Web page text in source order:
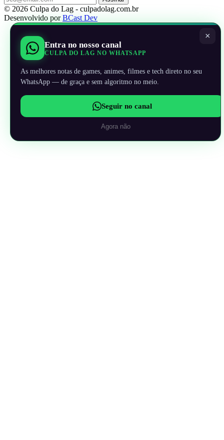
© 2026 Culpa do Lag - culpadolag.com.br
Desenvolvido porBCast Dev
×
Entra no nosso canal
CULPA DO LAG NO WHATSAPP
As melhores notas de games, animes, filmes e tech direto no seu
WhatsApp — de graça e sem algoritmo no meio.
Seguir no canal
Agora não